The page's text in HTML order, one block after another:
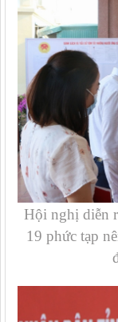
Hội nghị diễn
19 phức tạp